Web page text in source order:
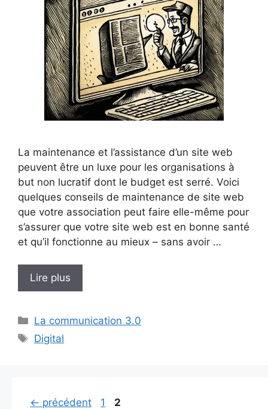
La maintenance et l’assistance d’un site web
peuvent être un luxe pour les organisations à
but non lucratif dont le budget est serré. Voici
quelques conseils de maintenance de site web
que votre association peut faire elle-même pour
s’assurer que votre site web est en bonne santé
et qu’il fonctionne au mieux – sans avoir …
Lire plus
Catégories
La communication 3.0
Étiquettes
Digital
← précédent Page
1 Page
2